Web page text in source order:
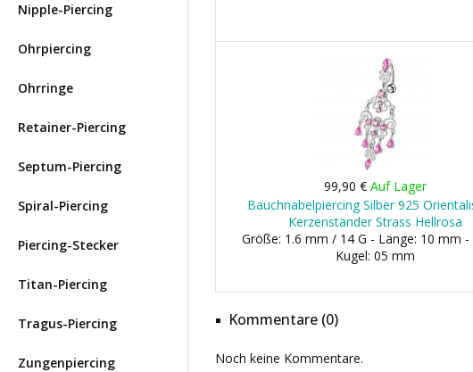
Nipple-Piercing
Ohrpiercing
Ohrringe
Retainer-Piercing
Septum-Piercing
Spiral-Piercing
Piercing-Stecker
Titan-Piercing
Tragus-Piercing
Zungenpiercing
99,90 € Auf Lager
Bauchnabelpiercing Silber 925
Kerzenständer Strass Hellrosa
Größe: 1.6 mm / 14 G - Länge: 10 mm -
Kugel: 05 mm
Kommentare (0)
Noch keine Kommentare.